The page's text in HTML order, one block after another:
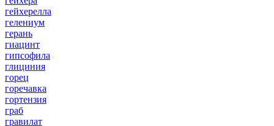
гейхерелла
гелениум
герань
гиацинт
гипсофила
глициния
горец
горечавка
гортензия
граб
гравилат